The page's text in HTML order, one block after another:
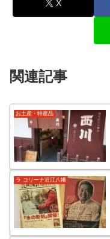
X
関連記事
お土産・特産品
ラ コリーナ近江八幡